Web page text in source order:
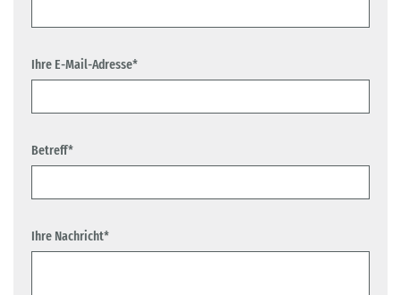
Ihre E-Mail-Adresse*
Betreff*
Ihre Nachricht*